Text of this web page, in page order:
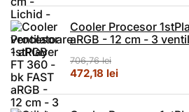
Cooler Procesor
aRGB - 12 cm - 3
706,76lei
Prețul inițial a fost:
472,18 leiPrețul curent